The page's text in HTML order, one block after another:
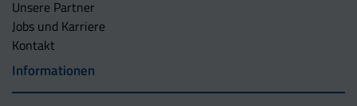
Unsere Partner
Jobs und Karriere
Kontakt
Informationen